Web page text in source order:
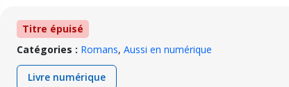
Titre épuisé
Catégories : Romans, Aussi en numérique
Livre numérique